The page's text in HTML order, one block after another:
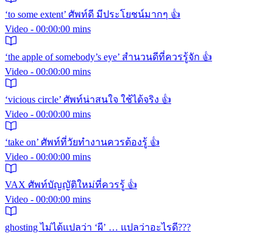
‘to some extent’ ศัพท์ดี มีประโยชน์มากๆ 👍
Video - 00:00:00 mins
‘the apple of somebody’s eye’ สำนวนดีที่ควรรู้จัก 👍
Video - 00:00:00 mins
‘vicious circle’ ศัพท์น่าสนใจ ใช้ได้จริง 👍
Video - 00:00:00 mins
‘take on’ ศัพท์ที่วัยทำงานควรต้องรู้ 👍
Video - 00:00:00 mins
VAX ศัพท์บัญญัติใหม่ที่ควรรู้ 👍
Video - 00:00:00 mins
ghosting ไม่ได้แปลว่า ‘ผี’ … แปลว่าอะไรดี???